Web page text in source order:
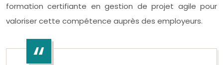
formation certifiante en gestion de projet agile pour
valoriser cette compétence auprès des employeurs.